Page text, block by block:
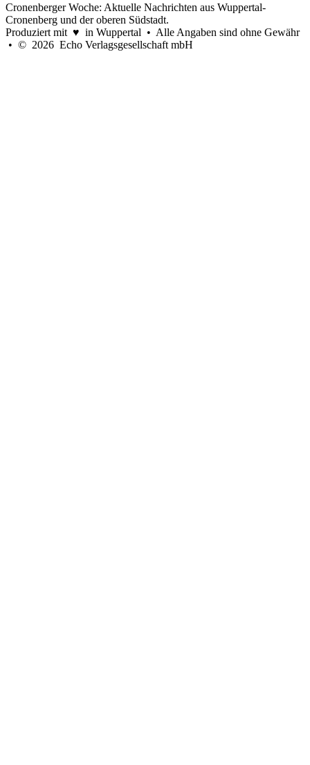
Cronenberger Woche: Aktuelle Nachrichten aus Wuppertal-
Cronenberg und der oberen Südstadt.
Produziert mit ♥ in Wuppertal • Alle Angaben sind ohne Gewähr
• © 2026 Echo Verlagsgesellschaft mbH